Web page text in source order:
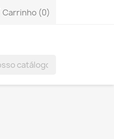
Carrinho (0)